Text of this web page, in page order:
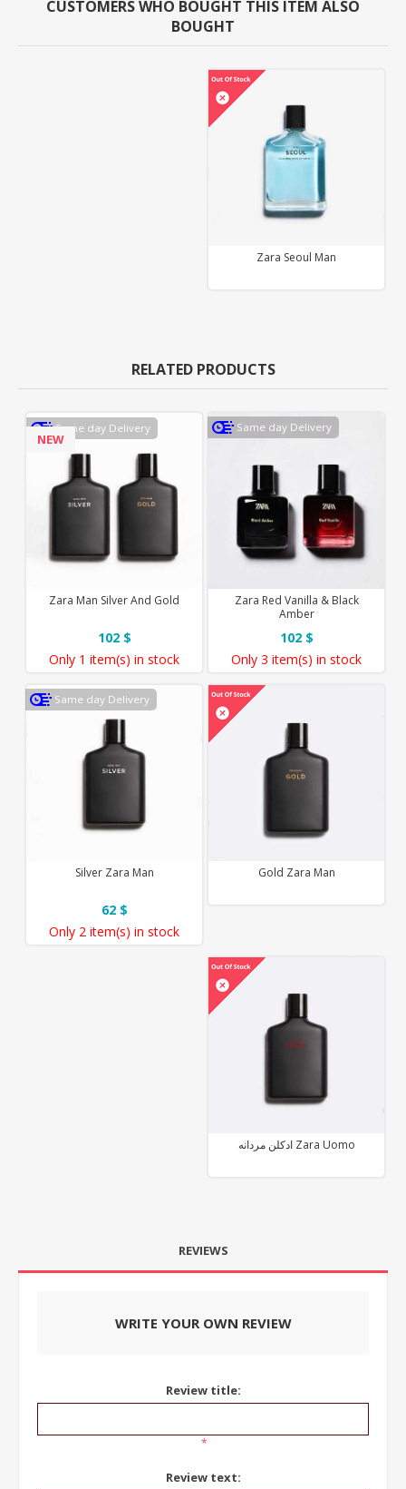
CUSTOMERS WHO BOUGHT THIS ITEM ALSO
BOUGHT
Zara Seoul Man
RELATED PRODUCTS
Same day Delivery
Zara Red Vanilla & Black
Amber
102 $
Only 3 item(s) in stock
Same day Delivery
NEW
Zara Man Silver And Gold
102 $
Only 1 item(s) in stock
Gold Zara Man
Same day Delivery
Silver Zara Man
62 $
Only 2 item(s) in stock
ادکلن مردانه Zara Uomo
REVIEWS
WRITE YOUR OWN REVIEW
Review title:
*
Review text: